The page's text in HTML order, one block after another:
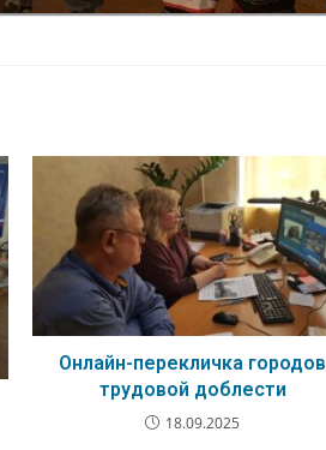
Онлайн-перекличка городов
трудовой доблести
18.09.2025